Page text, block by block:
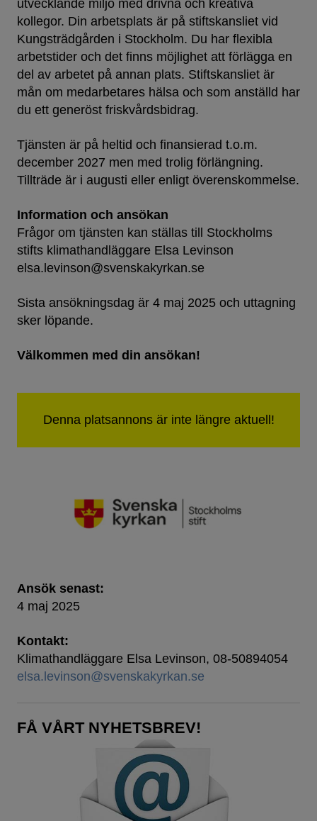
utvecklande miljö med drivna och kreativa
kollegor. Din arbetsplats är på stiftskansliet vid
Kungsträdgården i Stockholm. Du har flexibla
arbetstider och det finns möjlighet att förlägga en
del av arbetet på annan plats. Stiftskansliet är
mån om medarbetares hälsa och som anställd har
du ett generöst friskvårdsbidrag.
Tjänsten är på heltid och finansierad t.o.m.
december 2027 men med trolig förlängning.
Tillträde är i augusti eller enligt överenskommelse.
Information och ansökan
Frågor om tjänsten kan ställas till Stockholms
stifts klimathandläggare Elsa Levinson
elsa.levinson@svenskakyrkan.se
Sista ansökningsdag är 4 maj 2025 och uttagning
sker löpande.
Välkommen med din ansökan!
Ansök senast:
4 maj 2025
Kontakt:
Klimathandläggare Elsa Levinson, 08-50894054
elsa.levinson@svenskakyrkan.se
FÅ VÅRT NYHETSBREV!